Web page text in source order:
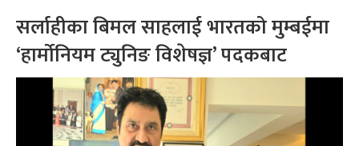
सर्लाहीका बिमल साहलाई भारतको मुम्बईमा
‘हार्मोनियम ट्युनिङ विशेषज्ञ’ पदकबाट
सम्मानित